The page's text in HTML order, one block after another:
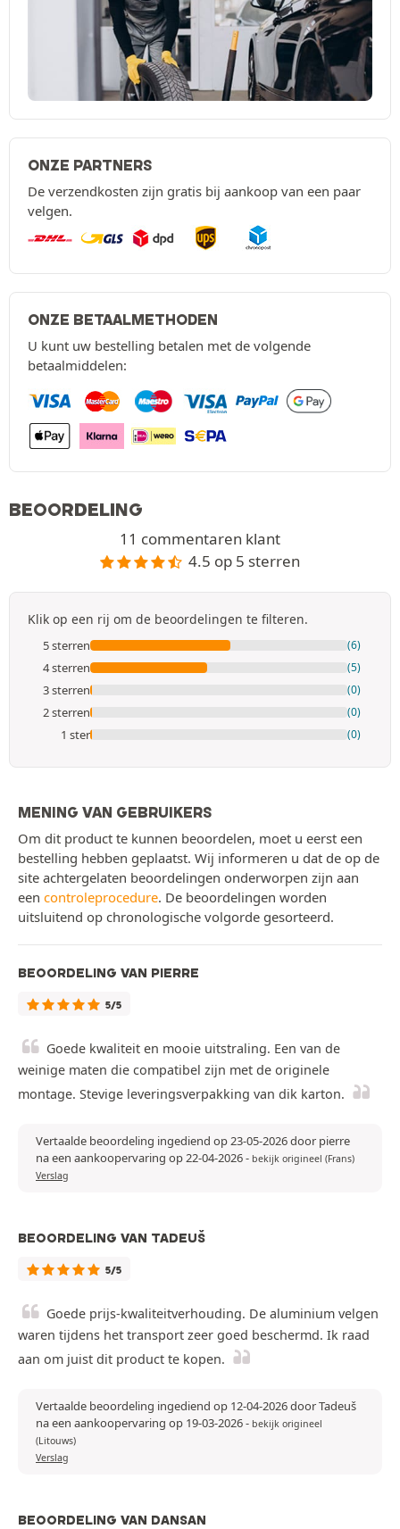
ONZE PARTNERS
De verzendkosten zijn gratis bij aankoop van een paar
velgen.
ONZE BETAALMETHODEN
U kunt uw bestelling betalen met de volgende
betaalmiddelen:
BEOORDELING
11 commentaren klant
4.5 op 5 sterren
Klik op een rij om de beoordelingen te filteren.
5 sterren (6)
4 sterren (5)
3 sterren (0)
2 sterren (0)
1 ster (0)
MENING VAN GEBRUIKERS
Om dit product te kunnen beoordelen, moet u eerst een
bestelling hebben geplaatst. Wij informeren u dat de op de
site achtergelaten beoordelingen onderworpen zijn aan
een controleprocedure. De beoordelingen worden
uitsluitend op chronologische volgorde gesorteerd.
BEOORDELING VAN PIERRE
5/5
Goede kwaliteit en mooie uitstraling. Een van de
weinige maten die compatibel zijn met de originele
montage. Stevige leveringsverpakking van dik karton.
Vertaalde beoordeling ingediend op 23-05-2026 door pierre
na een aankoopervaring op 22-04-2026- bekijk origineel (Frans)
Verslag
BEOORDELING VAN TADEUŠ
5/5
Goede prijs-kwaliteitverhouding. De aluminium velgen
waren tijdens het transport zeer goed beschermd. Ik raad
aan om juist dit product te kopen.
Vertaalde beoordeling ingediend op 12-04-2026 door Tadeuš
na een aankoopervaring op 19-03-2026- bekijk origineel
(Litouws)
Verslag
BEOORDELING VAN DANSAN